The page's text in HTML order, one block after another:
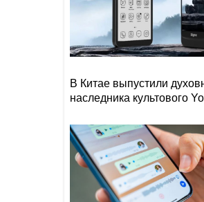
В Китае выпустили
наследника культового